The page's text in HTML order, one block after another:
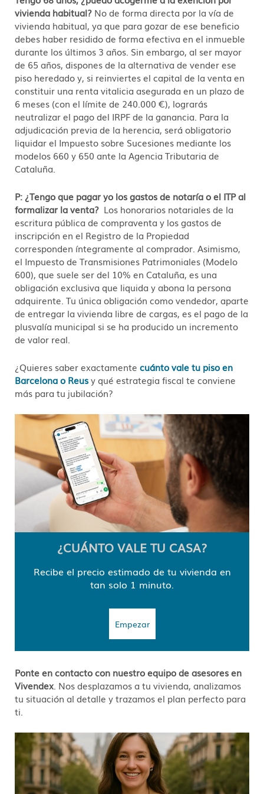
vivienda habitual? No de forma directa por la vía de
vivienda habitual, ya que para gozar de ese beneficio
debes haber residido de forma efectiva en el inmueble
durante los últimos 3 años. Sin embargo, al ser mayor
de 65 años, dispones de la alternativa de vender ese
piso heredado y, si reinviertes el capital de la venta en
constituir una renta vitalicia asegurada en un plazo de
6 meses (con el límite de 240.000 €), lograrás
neutralizar el pago del IRPF de la ganancia. Para la
adjudicación previa de la herencia, será obligatorio
liquidar el Impuesto sobre Sucesiones mediante los
modelos 660 y 650 ante la Agencia Tributaria de
Cataluña.
P: ¿Tengo que pagar yo los gastos de notaría o el ITP al
formalizar la venta? Los honorarios notariales de la
escritura pública de compraventa y los gastos de
inscripción en el Registro de la Propiedad
corresponden íntegramente al comprador. Asimismo,
el Impuesto de Transmisiones Patrimoniales (Modelo
600), que suele ser del 10% en Cataluña, es una
obligación exclusiva que liquida y abona la persona
adquirente. Tu única obligación como vendedor, aparte
de entregar la vivienda libre de cargas, es el pago de la
plusvalía municipal si se ha producido un incremento
de valor real.
¿Quieres saber exactamente cuánto vale tu piso en
Barcelona o Reusy qué estrategia fiscal te conviene
más para tu jubilación?
¿CUÁNTO VALE TU CASA?
Recibe el precio estimado de tu vivienda en
tan solo 1 minuto.
Empezar
Ponte en contacto con nuestro equipo de asesores en
Vivendex . Nos desplazamos a tu vivienda, analizamos
tu situación al detalle y trazamos el plan perfecto para
ti.